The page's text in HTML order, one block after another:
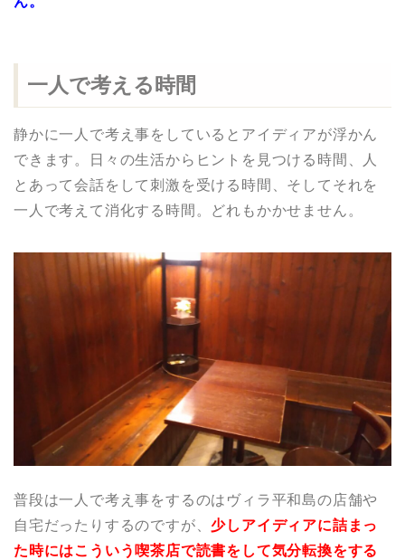
一人で考える時間
静かに一人で考え事をしているとアイディアが浮かん
できます。日々の生活からヒントを見つける時間、人
とあって会話をして刺激を受ける時間、そしてそれを
一人で考えて消化する時間。どれもかかせません。
普段は一人で考え事をするのはヴィラ平和島の店舗や
自宅だったりするのですが、 少しアイディアに詰まっ
た時にはこういう喫茶店で読書をして気分転換をする